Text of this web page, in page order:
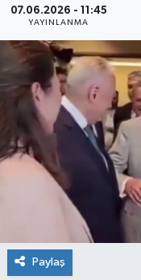
07.06.2026 - 11:45
YAYINLANMA
Paylaş